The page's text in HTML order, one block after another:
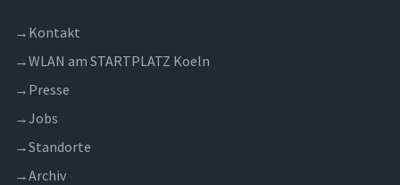
→ Kontakt
→WLAN am STARTPLATZ Koeln
→ Presse
→Jobs
→Standorte
→Archiv